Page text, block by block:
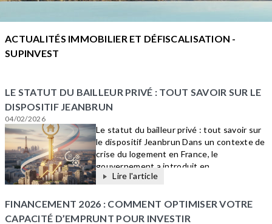
ACTUALITÉS IMMOBILIER ET DÉFISCALISATION -
SUPINVEST
LE STATUT DU BAILLEUR PRIVÉ : TOUT SAVOIR SUR LE
DISPOSITIF JEANBRUN
04/02/2026
Le statut du bailleur privé : tout savoir sur
le dispositif Jeanbrun Dans un contexte de
crise du logement en France, le
gouvernement a introduit en ...
Lire l'article
FINANCEMENT 2026 : COMMENT OPTIMISER VOTRE
CAPACITÉ D’EMPRUNT POUR INVESTIR